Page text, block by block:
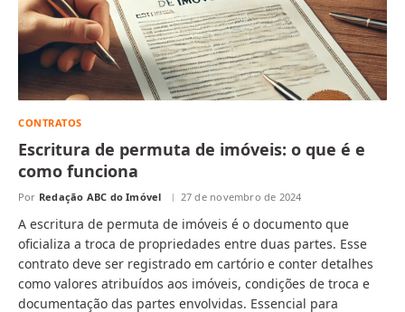
CONTRATOS
Escritura de permuta de imóveis: o que é e
como funciona
Por Redação ABC do Imóvel 27 de novembro de 2024
A escritura de permuta de imóveis é o documento que
oficializa a troca de propriedades entre duas partes. Esse
contrato deve ser registrado em cartório e conter detalhes
como valores atribuídos aos imóveis, condições de troca e
documentação das partes envolvidas. Essencial para